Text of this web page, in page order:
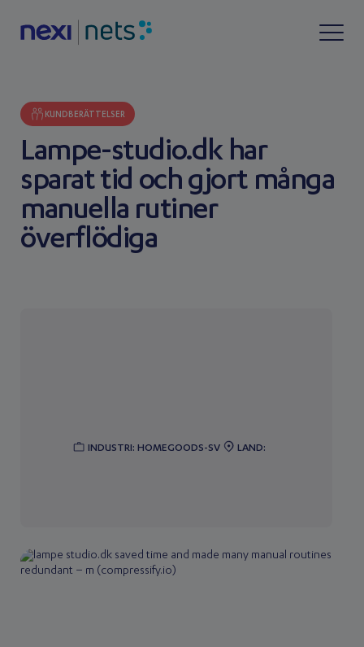
KUNDBERÄTTELSER
Lampe-studio.dk har
sparat tid och gjort många
manuella rutiner
överflödiga
INDUSTRI: HOMEGOODS-SV LAND: